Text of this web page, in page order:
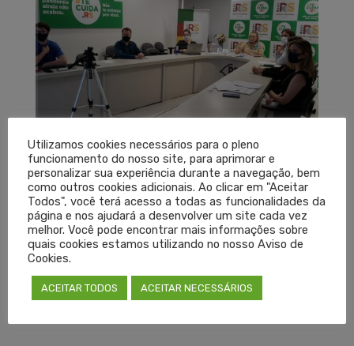
A disponibilização de receitas controladas
(notificações A e B) por meio eletrônico foi a pauta
da reunião realizada na Secretaria de Estado da
Saúde (SES), na quarta-feira (9). “Estamos
jurídica e tecnicamente seguro”, afirmou a
Utilizamos cookies necessários para o pleno
funcionamento do nosso site, para aprimorar e
personalizar sua experiência durante a navegação, bem
como outros cookies adicionais. Ao clicar em "Aceitar
Todos", você terá acesso a todas as funcionalidades da
página e nos ajudará a desenvolver um site cada vez
melhor. Você pode encontrar mais informações sobre
quais cookies estamos utilizando no nosso Aviso de
Cookies.
ACEITAR TODOS ACEITAR NECESSÁRIOS